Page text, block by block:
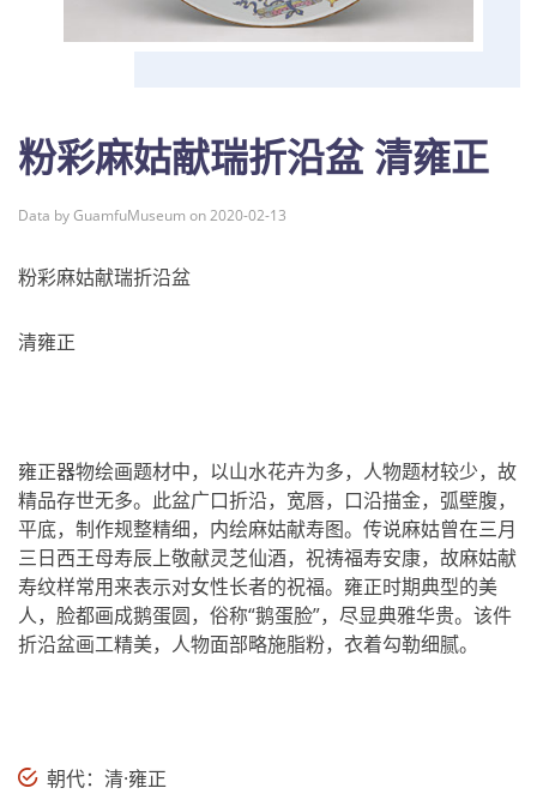
粉彩麻姑献瑞折沿盆 清雍正
Data by GuamfuMuseum on 2020-02-13
粉彩麻姑献瑞折沿盆
清雍正
雍正器物绘画题材中，以山水花卉为多，人物题材较少，故
精品存世无多。此盆广口折沿，宽唇，口沿描金，弧壁腹，
平底，制作规整精细，内绘麻姑献寿图。传说麻姑曾在三月
三日西王母寿辰上敬献灵芝仙酒，祝祷福寿安康，故麻姑献
寿纹样常用来表示对女性长者的祝福。雍正时期典型的美
人，脸都画成鹅蛋圆，俗称“鹅蛋脸”，尽显典雅华贵。该件
折沿盆画工精美，人物面部略施脂粉，衣着勾勒细腻。
朝代：清·雍正